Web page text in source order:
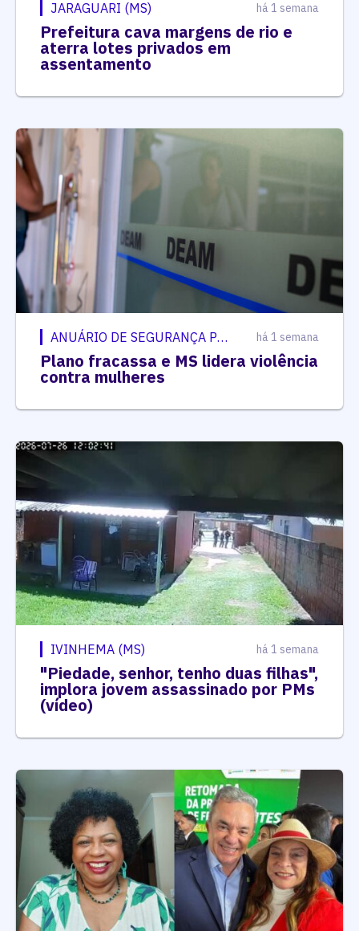
JARAGUARI (MS) há 1 semana
Prefeitura cava margens de rio e
aterra lotes privados em
assentamento
ANUÁRIO DE SEGURANÇA PÚBLICA há 1 semana
Plano fracassa e MS lidera violência
contra mulheres
IVINHEMA (MS) há 1 semana
"Piedade, senhor, tenho duas filhas",
implora jovem assassinado por PMs
(vídeo)